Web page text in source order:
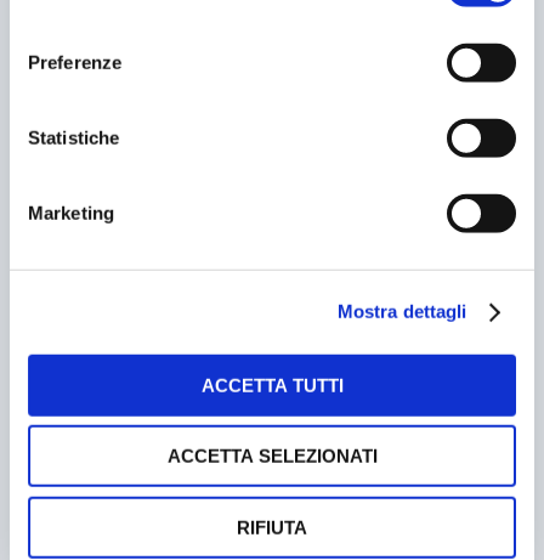
Preferenze
Statistiche
Marketing
Mostra dettagli
ACCETTA TUTTI
ACCETTA SELEZIONATI
RIFIUTA
10/07/2005
BRACCIANO. NUOVO RESPIRO PER LA VIABILITA’